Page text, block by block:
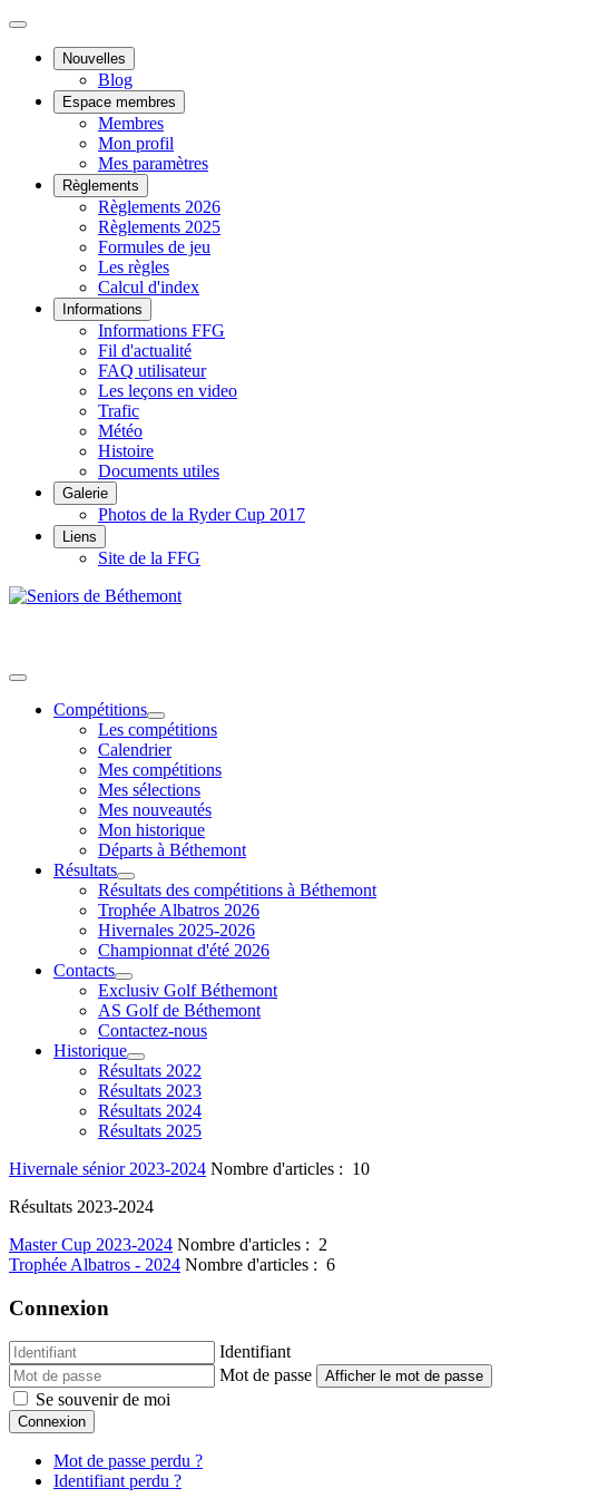
Nouvelles
Blog
Espace membres
Membres
Mon profil
Mes paramètres
Règlements
Règlements 2026
Règlements 2025
Formules de jeu
Les règles
Calcul d'index
Informations
Informations FFG
Fil d'actualité
FAQ utilisateur
Les leçons en video
Trafic
Météo
Histoire
Documents utiles
Galerie
Photos de la Ryder Cup 2017
Liens
Site de la FFG
Compétitions
Les compétitions
Calendrier
Mes compétitions
Mes sélections
Mes nouveautés
Mon historique
Départs à Béthemont
Résultats
Résultats des compétitions à Béthemont
Trophée Albatros 2026
Hivernales 2025-2026
Championnat d'été 2026
Contacts
Exclusiv Golf Béthemont
AS Golf de Béthemont
Contactez-nous
Historique
Résultats 2022
Résultats 2023
Résultats 2024
Résultats 2025
Hivernale sénior 2023-2024 Nombre d'articles : 10
Résultats 2023-2024
Master Cup 2023-2024 Nombre d'articles : 2
Trophée Albatros - 2024 Nombre d'articles : 6
Connexion
Identifiant
Mot de passe
Afficher le mot de passe
Se souvenir de moi
Connexion
Mot de passe perdu ?
Identifiant perdu ?